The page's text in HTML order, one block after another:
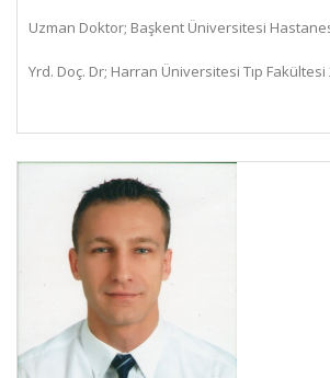
Uzman Doktor; Başkent Üniversitesi
Yrd. Doç. Dr; Harran Üniversitesi Tıp